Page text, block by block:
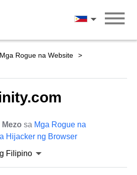
Wikang Filipino
Mga Rogue na Website
sa Mga Rogue na
Hijacker ng Browser
Filipino